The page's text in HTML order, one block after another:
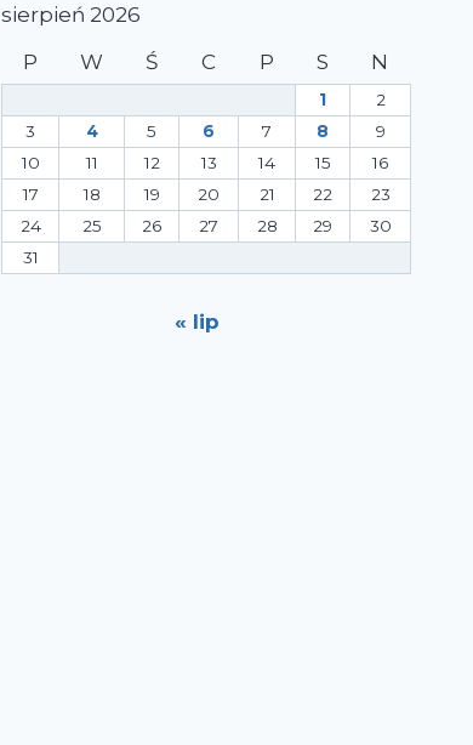
sierpień 2026
P
W Ś C P S N
1
2
3
4 5 6 7 8
9
10
11 12 13 14 15
16
17
18 19 20 21 22
23
24
25 26 27 28 29
30
31
« lip